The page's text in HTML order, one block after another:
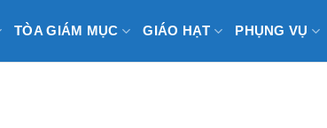
TÒA GIÁM MỤC GIÁO HẠT PHỤNG VỤ